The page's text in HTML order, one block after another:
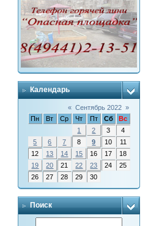
Календарь
« Сентябрь 2022 »
Пн
Вт Ср Чт Пт Сб
Вс
1
2 3
4
5
6 7 8 9 10
11
12
13 14 15 16 17
18
19
20 21 22 23 24
25
26
27 28 29 30
Поиск